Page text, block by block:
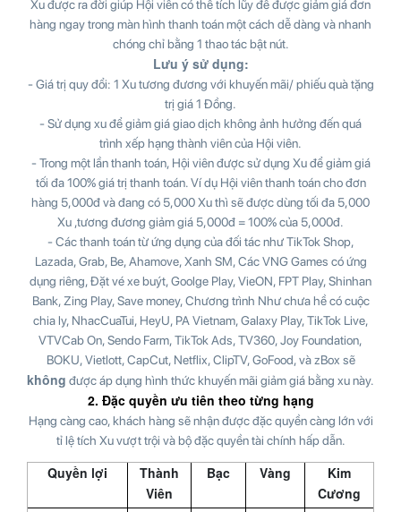
Xu được ra đời giúp Hội viên có thể tích lũy để được giảm giá đơn
hàng ngay trong màn hình thanh toán một cách dễ dàng và nhanh
chóng chỉ bằng 1 thao tác bật nút.
Lưu ý sử dụng:
- Giá trị quy đổi: 1 Xu tương đương với khuyến mãi/ phiếu quà tặng
trị giá 1 Đồng.
- Sử dụng xu để giảm giá giao dịch không ảnh hưởng đến quá
trình xếp hạng thành viên của Hội viên.
- Trong một lần thanh toán, Hội viên được sử dụng Xu để giảm giá
tối đa 100% giá trị thanh toán. Ví dụ Hội viên thanh toán cho đơn
hàng 5,000đ và đang có 5,000 Xu thì sẽ được dùng tối đa 5,000
Xu ,tương đương giảm giá 5,000đ = 100% của 5,000đ.
- Các thanh toán từ ứng dụng của đối tác như TikTok Shop,
Lazada, Grab, Be, Ahamove, Xanh SM, Các VNG Games có ứng
dụng riêng, Đặt vé xe buýt, Goolge Play, VieON, FPT Play, Shinhan
Bank, Zing Play, Save money, Chương trình Như chưa hề có cuộc
chia ly, NhacCuaTui, HeyU, PA Vietnam, Galaxy Play, TikTok Live,
VTVCab On, Sendo Farm, TikTok Ads, TV360, Joy Foundation,
BOKU, Vietlott, CapCut, Netflix, ClipTV, GoFood, và zBox sẽ
không được áp dụng hình thức khuyến mãi giảm giá bằng xu này.
2. Đặc quyền ưu tiên theo từng hạng
Hạng càng cao, khách hàng sẽ nhận được đặc quyền càng lớn với
tỉ lệ tích Xu vượt trội và bộ đặc quyền tài chính hấp dẫn.
Quyền lợi
Thành
Viên
Bạc Vàng
Kim
Cương